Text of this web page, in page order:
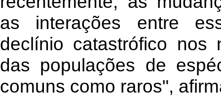
as interações entre
declínio catastrófico nos
das populações de
comuns como raros",